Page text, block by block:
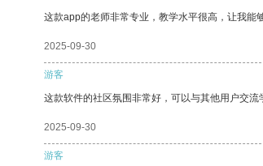
这款app的老师非常专业，教学水平很高，让我能
2025-09-30
游客
这款软件的社区氛围非常好，可以与其他用户交流
2025-09-30
游客